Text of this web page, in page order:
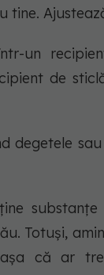
un
de
degetele
Totuși,
așa că ar